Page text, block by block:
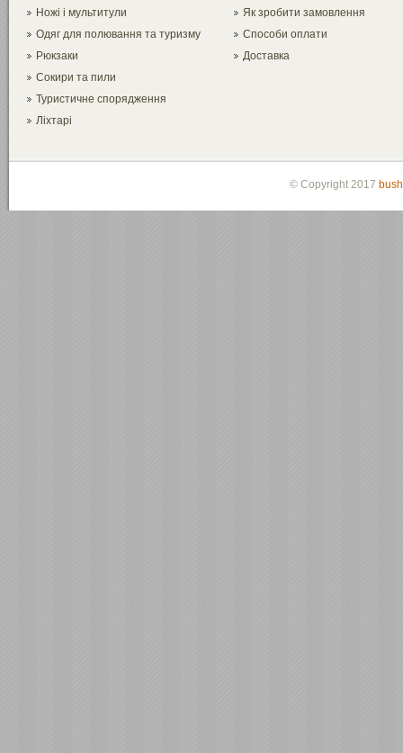
Ножі і мультитули
Одяг для полювання та туризму
Рюкзаки
Сокири та пили
Туристичне спорядження
Ліхтарі
Як зробити замовлення
Способи оплати
Доставка
© Copyright 2017